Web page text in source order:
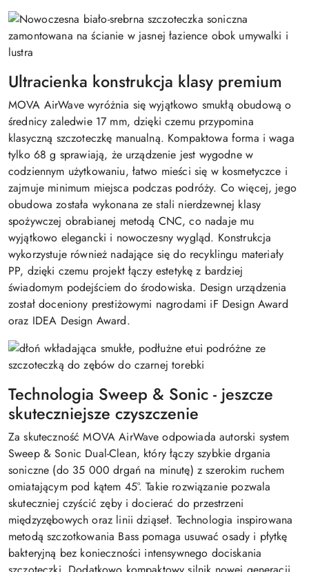
Ultracienka konstrukcja klasy premium
MOVA AirWave wyróżnia się wyjątkowo smukłą obudową o
średnicy zaledwie 17 mm, dzięki czemu przypomina
klasyczną szczoteczkę manualną. Kompaktowa forma i waga
tylko 68 g sprawiają, że urządzenie jest wygodne w
codziennym użytkowaniu, łatwo mieści się w kosmetyczce i
zajmuje minimum miejsca podczas podróży. Co więcej, jego
obudowa została wykonana ze stali nierdzewnej klasy
spożywczej obrabianej metodą CNC, co nadaje mu
wyjątkowo elegancki i nowoczesny wygląd. Konstrukcja
wykorzystuje również nadające się do recyklingu materiały
PP, dzięki czemu projekt łączy estetykę z bardziej
świadomym podejściem do środowiska. Design urządzenia
został doceniony prestiżowymi nagrodami iF Design Award
oraz IDEA Design Award.
Technologia Sweep & Sonic - jeszcze
skuteczniejsze czyszczenie
Za skuteczność MOVA AirWave odpowiada autorski system
Sweep & Sonic Dual-Clean, który łączy szybkie drgania
soniczne (do 35 000 drgań na minutę) z szerokim ruchem
omiatającym pod kątem 45°. Takie rozwiązanie pozwala
skuteczniej czyścić zęby i docierać do przestrzeni
międzyzębowych oraz linii dziąseł. Technologia inspirowana
metodą szczotkowania Bass pomaga usuwać osady i płytkę
bakteryjną bez konieczności intensywnego dociskania